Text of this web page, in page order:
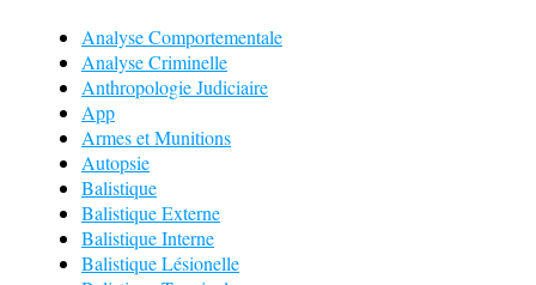
Analyse Comportementale
Analyse Criminelle
Anthropologie Judiciaire
App
Armes et Munitions
Autopsie
Balistique
Balistique Externe
Balistique Interne
Balistique Lésionelle